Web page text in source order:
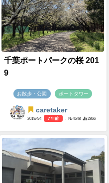
千葉ポートパークの桜 201
9
お散歩・公園 ポートタワー
caretaker
2019/4/4 7 年前 - №4548 2866